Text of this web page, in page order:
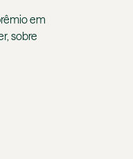
em
sobre